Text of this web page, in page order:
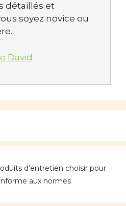
détaillés et
soyez novice ou
David
d’entretien choisir pour
aux normes